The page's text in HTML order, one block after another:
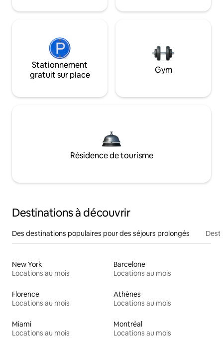
Stationnement
gratuit sur place
Gym
Résidence de tourisme
Destinations à découvrir
Des destinations populaires pour des séjours prolongés
New York
Locations au mois
Barcelone
Locations au mois
Florence
Locations au mois
Athènes
Locations au mois
Miami
Locations au mois
Montréal
Locations au mois